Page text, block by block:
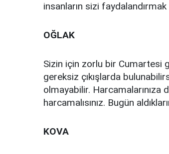
insanların sizi
OĞLAK
Sizin için zorlu bir Cumartesi
gereksiz çıkışlarda
olmayabilir. Harcamalarınıza
harcamalısınız. Bugün
KOVA